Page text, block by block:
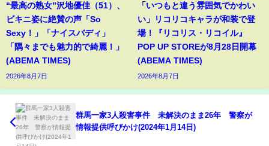
“最高の熟女”沢地優佳（51）、
ビキニ姿に絶賛の声「So
Sexy！」「ナイスバディ」
「隅々までも魅力的で綺麗！」
(ABEMA TIMES)
2026年8月7日
「いつもと違う雰囲気でかわい
い」リコリコキャラが和装で登
場！『リコリス・リコイル』
POP UP STOREが8月28日開幕
(ABEMA TIMES)
2026年8月7日
群馬一家3人殺害事件 未解決のまま26年 警察が
情報提供呼びかけ(2024年1月14日)